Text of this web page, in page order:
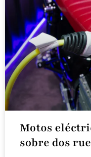
Motos
sobre dos